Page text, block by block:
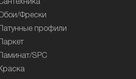
Фрески
профили
Паркет
SPC